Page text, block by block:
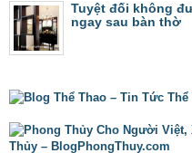
Tuyệt đối không
ngay sau bàn thờ